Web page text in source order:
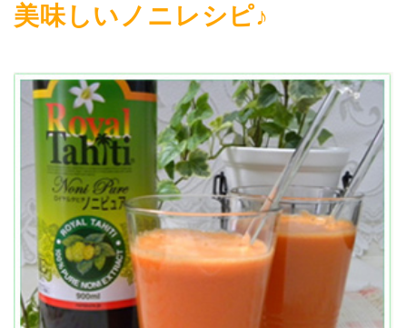
美味しいノニレシピ♪